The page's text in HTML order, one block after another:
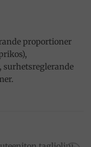
proportioner